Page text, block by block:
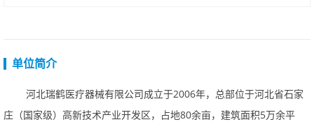
单位简介
河北瑞鹤医疗器械有限公司成立于2006年，总部位于河北省石家
庄（国家级）高新技术产业开发区，占地80余亩，建筑面积5万余平